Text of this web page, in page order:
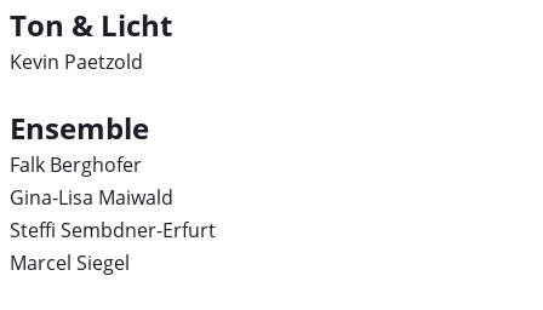
Ton & Licht
Kevin Paetzold
Ensemble
Falk Berghofer
Gina-Lisa Maiwald
Steffi Sembdner-Erfurt
Marcel Siegel